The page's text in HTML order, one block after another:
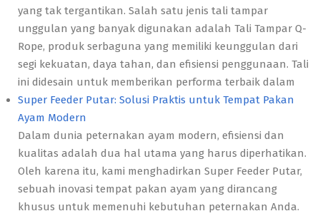
yang tak tergantikan. Salah satu jenis tali tampar
unggulan yang banyak digunakan adalah Tali Tampar Q-
Rope, produk serbaguna yang memiliki keunggulan dari
segi kekuatan, daya tahan, dan efisiensi penggunaan. Tali
ini didesain untuk memberikan performa terbaik dalam
Super Feeder Putar: Solusi Praktis untuk Tempat Pakan
Ayam Modern
Dalam dunia peternakan ayam modern, efisiensi dan
kualitas adalah dua hal utama yang harus diperhatikan.
Oleh karena itu, kami menghadirkan Super Feeder Putar,
sebuah inovasi tempat pakan ayam yang dirancang
khusus untuk memenuhi kebutuhan peternakan Anda.